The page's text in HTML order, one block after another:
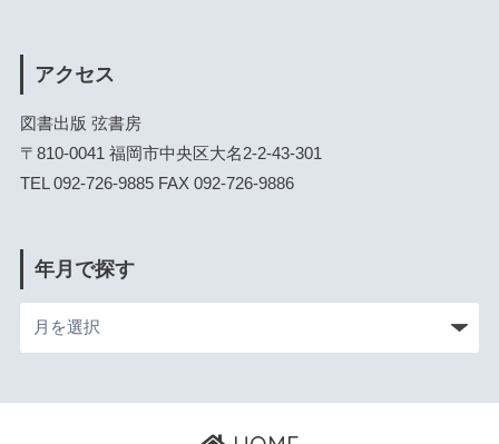
アクセス
図書出版 弦書房
〒810-0041 福岡市中央区大名2-2-43-301
TEL 092-726-9885 FAX 092-726-9886
年月で探す